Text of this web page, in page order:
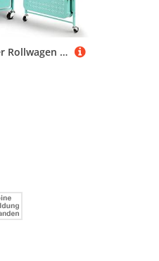
Todeco Klappbarer Rollwagen mit 3 Ebenen, Servierwagen, Küchenwagen aus Metall und Kunststoff, Keine Montage, 46 x 29 x 78 cm, für Bad, Küche (Grün)